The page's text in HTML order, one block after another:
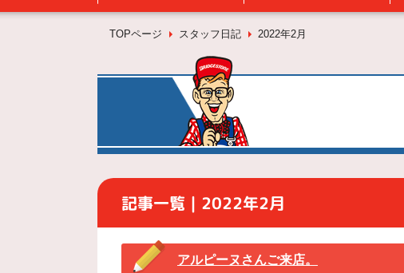
TOPページ スタッフ日記 2022年2月
記事一覧｜2022年2月
アルピーヌさんご来店。